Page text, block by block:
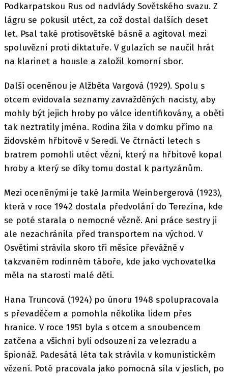
Podkarpatskou Rus od nadvlády Sovětského svazu. Z
lágru se pokusil utéct, za což dostal dalších deset
let. Psal také protisovětské básně a agitoval mezi
spoluvězni proti diktatuře. V gulazích se naučil hrát
na klarinet a housle a založil komorní sbor.
Další oceněnou je Alžběta Vargová (1929). Spolu s
otcem evidovala seznamy zavražděných nacisty, aby
mohly být jejich hroby po válce identifikovány, a oběti
tak neztratily jména. Rodina žila v domku přímo na
židovském hřbitově v Seredi. Ve čtrnácti letech s
bratrem pomohli utéct vězni, který na hřbitově kopal
hroby a který se díky tomu dostal k partyzánům.
Mezi oceněnými je také Jarmila Weinbergerová (1923),
která v roce 1942 dostala předvolání do Terezína, kde
se poté starala o nemocné vězně. Ani práce sestry ji
ale nezachránila před transportem na východ. V
Osvětimi strávila skoro tři měsíce převážně v
takzvaném rodinném táboře, kde jako vychovatelka
měla na starosti malé děti.
Hana Truncová (1924) po únoru 1948 spolupracovala
s převaděčem a pomohla několika lidem přes
hranice. V roce 1951 byla s otcem a snoubencem
zatčena a všichni byli odsouzeni za velezradu a
špionáž. Padesátá léta tak strávila v komunistickém
vězení. Poté pracovala jako pomocná síla v jeslích, po